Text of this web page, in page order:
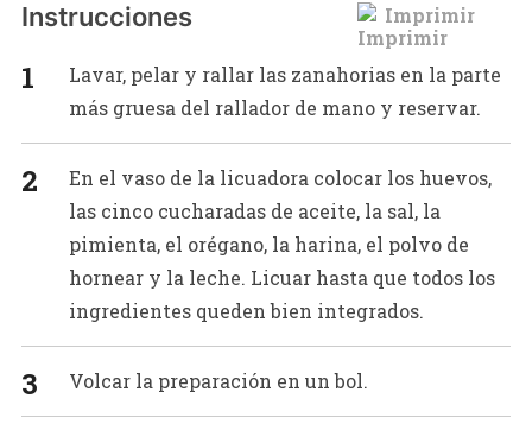
Imprimir
Instrucciones
Lavar, pelar y rallar las zanahorias en la parte
más gruesa del rallador de mano y reservar.
En el vaso de la licuadora colocar los huevos,
las cinco cucharadas de aceite, la sal, la
pimienta, el orégano, la harina, el polvo de
hornear y la leche. Licuar hasta que todos los
ingredientes queden bien integrados.
Volcar la preparación en un bol.